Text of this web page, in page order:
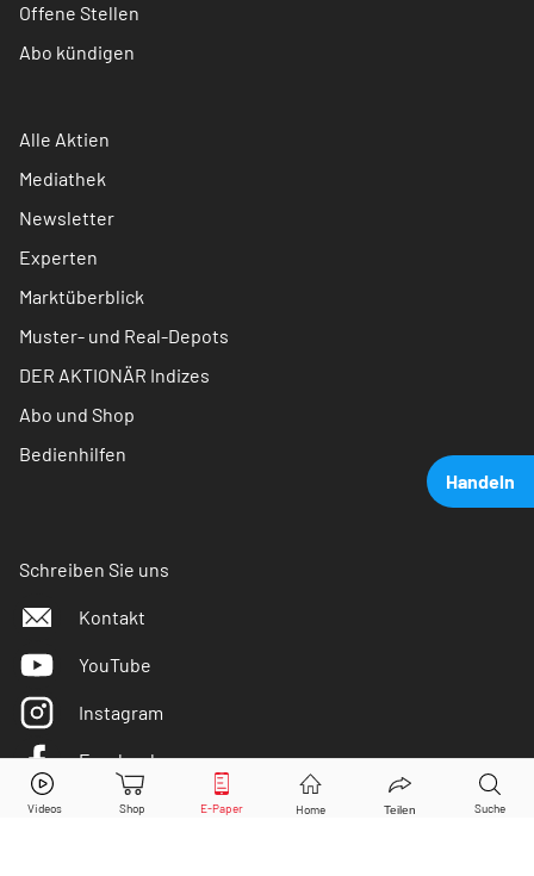
Handeln
Spotify Aktie jetzt handeln?
Offene Stellen
Abo kündigen
Alle Aktien
Mediathek
Newsletter
Experten
Marktüberblick
Muster- und Real-Depots
DER AKTIONÄR Indizes
Abo und Shop
Bedienhilfen
Schreiben Sie uns
Kontakt
YouTube
Instagram
Facebook
Twitter